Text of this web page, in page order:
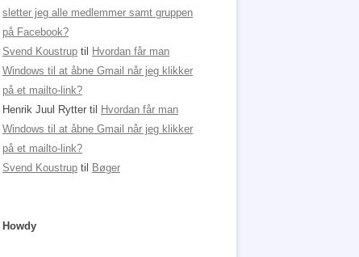
sletter jeg alle medlemmer samt gruppen
på Facebook?
Svend Koustrup til
Hvordan får man
Windows til at åbne Gmail når jeg klikker
på et mailto-link?
Henrik Juul Rytter til
Hvordan får man
Windows til at åbne Gmail når jeg klikker
på et mailto-link?
Svend Koustrup til Bøger
Howdy